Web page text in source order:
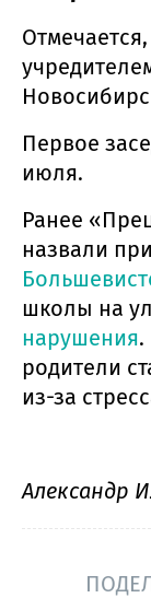
Первое
июля.
Ранее
назвали
школы на
нарушения.
родители
из-за
Александр